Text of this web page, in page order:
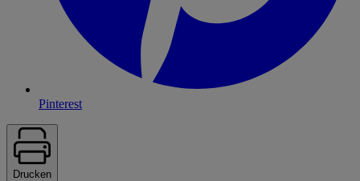
Pinterest
Drucken